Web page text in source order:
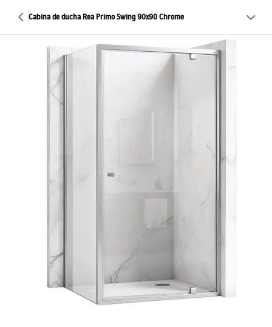
Cabina de ducha Rea Primo Swing 90x90 Chrome